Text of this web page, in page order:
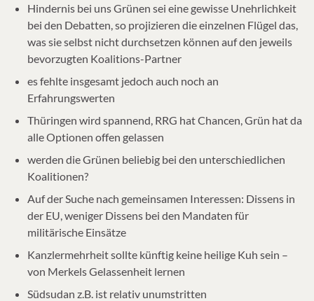
Hindernis bei uns Grünen sei eine gewisse Unehrlichkeit
bei den Debatten, so projizieren die einzelnen Flügel das,
was sie selbst nicht durchsetzen können auf den jeweils
bevorzugten Koalitions-Partner
es fehlte insgesamt jedoch auch noch an
Erfahrungswerten
Thüringen wird spannend, RRG hat Chancen, Grün hat da
alle Optionen offen gelassen
werden die Grünen beliebig bei den unterschiedlichen
Koalitionen?
Auf der Suche nach gemeinsamen Interessen: Dissens in
der EU, weniger Dissens bei den Mandaten für
militärische Einsätze
Kanzlermehrheit sollte künftig keine heilige Kuh sein –
von Merkels Gelassenheit lernen
Südsudan z.B. ist relativ unumstritten